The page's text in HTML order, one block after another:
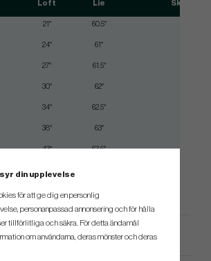
Loft Lie
21° 60.5°
24° 61°
27° 61.5°
30° 62°
34° 62.5°
38° 63°
43° 63.5°
48°
din upplevelse
för att ge dig en personlig
personanpassad annonsering och för hålla
tillförlitliga och säkra. För detta ändamål
om användarna, deras mönster och deras